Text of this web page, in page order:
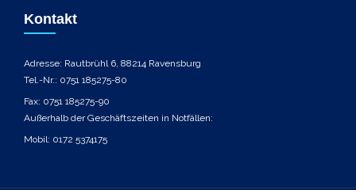
Kontakt
Adresse: Rautbrühl 6, 88214 Ravensburg
Tel.-Nr.: 0751 185275-80
Fax: 0751 185275-90
Außerhalb der Geschäftszeiten in Notfällen:
Mobil: 0172 5374175